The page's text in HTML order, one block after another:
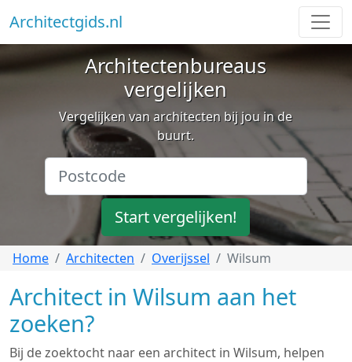
Architectgids.nl
Architectenbureaus
vergelijken
Vergelijken van architecten bij jou in de
buurt.
Start vergelijken!
Home Architecten Overijssel Wilsum
Architect in Wilsum aan het
zoeken?
Bij de zoektocht naar een architect in Wilsum, helpen